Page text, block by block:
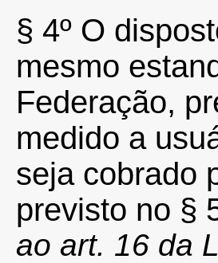
§ 4º O
mesmo
Federação,
medido a
seja cobrado
previsto no §
ao art. 16 da